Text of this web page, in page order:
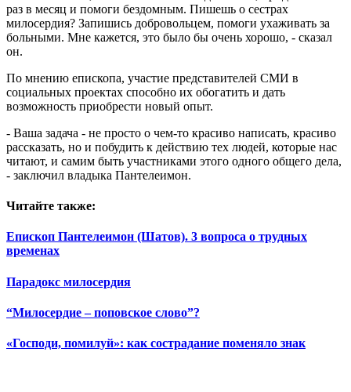
раз в месяц и помоги бездомным. Пишешь о сестрах
милосердия? Запишись добровольцем, помоги ухаживать за
больными. Мне кажется, это было бы очень хорошо, - сказал
он.
По мнению епископа, участие представителей СМИ в
социальных проектах способно их обогатить и дать
возможность приобрести новый опыт.
- Ваша задача - не просто о чем-то красиво написать, красиво
рассказать, но и побудить к действию тех людей, которые нас
читают, и самим быть участниками этого одного общего дела,
- заключил владыка Пантелеимон.
Читайте также:
Епископ Пантелеимон (Шатов). 3 вопроса о трудных
временах
Парадокс милосердия
“Милосердие – поповское слово”?
«Господи, помилуй»: как сострадание поменяло знак